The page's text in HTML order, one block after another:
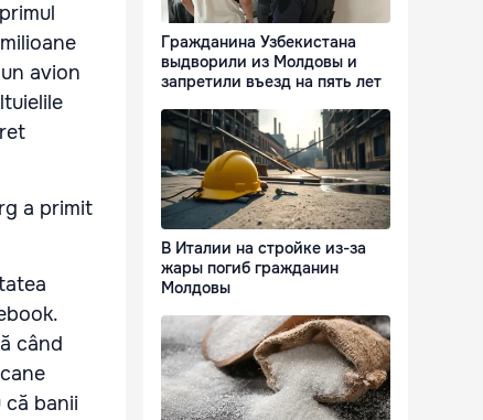
avion
a primit
când
că banii
Гражданина Узбекистана
выдворили из Молдовы и
запретили въезд на пять лет
В Италии на стройке из-за
жары погиб гражданин
Молдовы